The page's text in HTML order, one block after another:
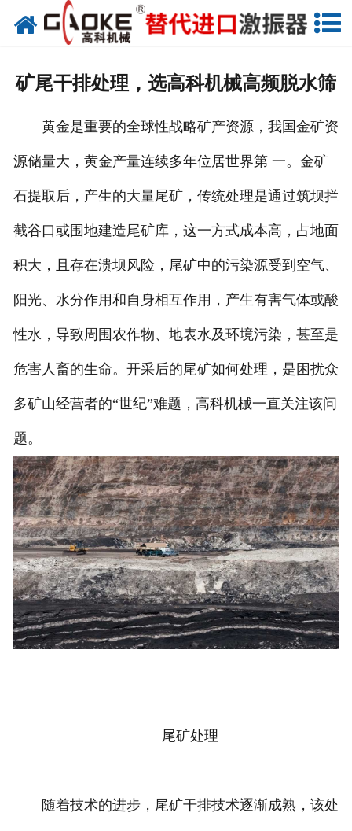
首页
联系高科
矿尾干排处理，选高科机械高频脱水筛
黄金是重要的全球性战略矿产资源，我国金矿资
源储量大，黄金产量连续多年位居世界第 一。金矿
石提取后，产生的大量尾矿，传统处理是通过筑坝拦
截谷口或围地建造尾矿库，这一方式成本高，占地面
积大，且存在溃坝风险，尾矿中的污染源受到空气、
阳光、水分作用和自身相互作用，产生有害气体或酸
性水，导致周围农作物、地表水及环境污染，甚至是
危害人畜的生命。开采后的尾矿如何处理，是困扰众
多矿山经营者的“世纪”难题，高科机械一直关注该问
题。
尾矿处理
随着技术的进步，尾矿干排技术逐渐成熟，该处